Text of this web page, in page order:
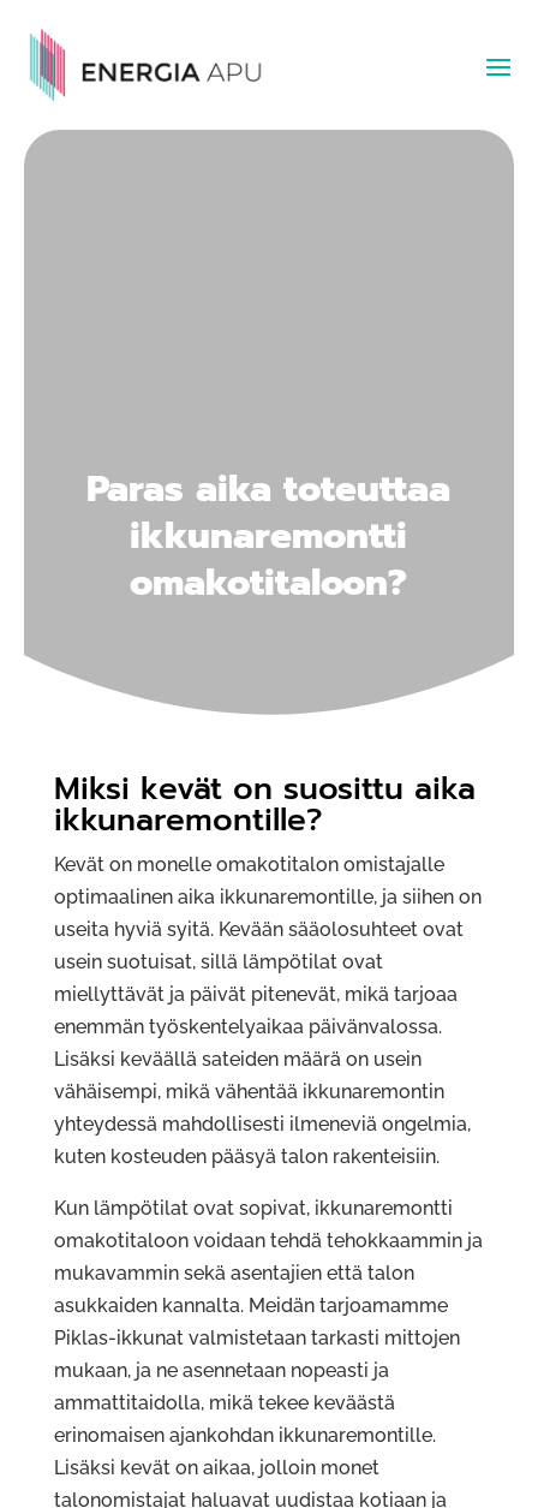
Paras aika toteuttaa
ikkunaremontti
omakotitaloon?
Miksi kevät on suosittu aika
ikkunaremontille?
Kevät on monelle omakotitalon omistajalle
optimaalinen aika ikkunaremontille, ja siihen on
useita hyviä syitä. Kevään sääolosuhteet ovat
usein suotuisat, sillä lämpötilat ovat
miellyttävät ja päivät pitenevät, mikä tarjoaa
enemmän työskentelyaikaa päivänvalossa.
Lisäksi keväällä sateiden määrä on usein
vähäisempi, mikä vähentää ikkunaremontin
yhteydessä mahdollisesti ilmeneviä ongelmia,
kuten kosteuden pääsyä talon rakenteisiin.
Kun lämpötilat ovat sopivat, ikkunaremontti
omakotitaloon voidaan tehdä tehokkaammin ja
mukavammin sekä asentajien että talon
asukkaiden kannalta. Meidän tarjoamamme
Piklas-ikkunat valmistetaan tarkasti mittojen
mukaan, ja ne asennetaan nopeasti ja
ammattitaidolla, mikä tekee keväästä
erinomaisen ajankohdan ikkunaremontille.
Lisäksi kevät on aikaa, jolloin monet
talonomistajat haluavat uudistaa kotiaan ja